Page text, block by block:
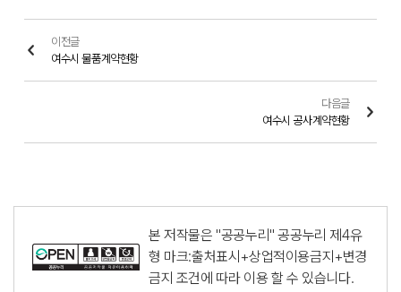
이전글
여수시 물품계약현황
다음글
여수시 공사계약현황
본 저작물은 "공공누리"공공누리 제4유
형 마크:출처표시+상업적이용금지+변경
금지 조건에 따라 이용 할 수 있습니다.